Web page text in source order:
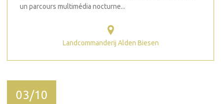
un parcours multimédia nocturne...
Landcommanderij Alden Biesen
03/10